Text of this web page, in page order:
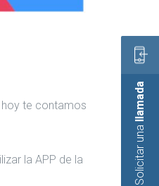
hoy te contamos
la APP de la
Solicitar una
llamada